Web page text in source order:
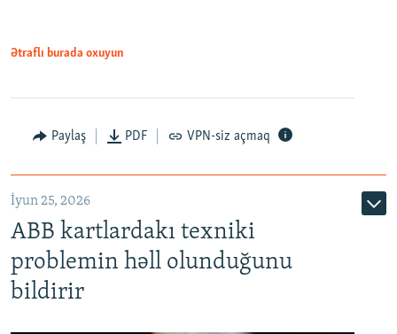
Auto 240p 360p 480p
720p 1080p
Ətraflı burada oxuyun
Paylaş PDF VPN-siz açmaq
İyun 25, 2026
ABB kartlardakı texniki
problemin həll olunduğunu
bildirir